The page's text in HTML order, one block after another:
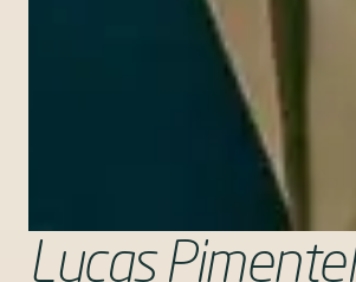
Lucas Pimentel